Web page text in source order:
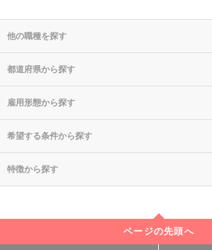
他の職種を探す
都道府県から探す
雇用形態から探す
希望する条件から探す
特徴から探す
ページの先頭へ